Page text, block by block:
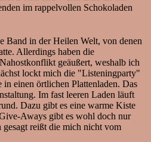
im rappelvollen Schokoladen
Band in der Heilen Welt, von denen
Allerdings haben die
geäußert, weshalb ich
lockt mich die "Listeningparty"
einen örtlichen Plattenladen. Das
Im fast leeren Laden läuft
Dazu gibt es eine warme Kiste
Aways gibt es wohl doch nur
reißt die mich nicht vom